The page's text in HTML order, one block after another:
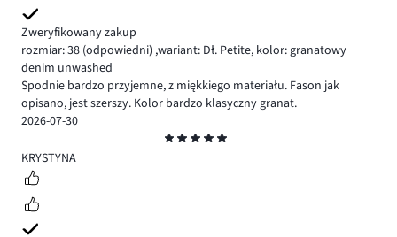
Zweryfikowany zakup
rozmiar: 38 (odpowiedni) ,wariant: Dł. Petite, kolor: granatowy
denim unwashed
Spodnie bardzo przyjemne, z miękkiego materiału. Fason jak
opisano, jest szerszy. Kolor bardzo klasyczny granat.
2026-07-30
5
KRYSTYNA